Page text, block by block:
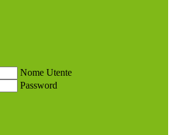
Nome Utente
Password